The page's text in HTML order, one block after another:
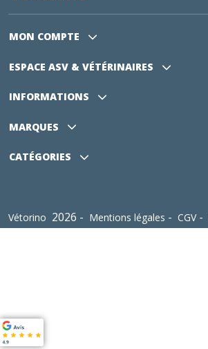
MON COMPTE
ESPACE ASV & VÉTÉRINAIRES
INFORMATIONS
MARQUES
CATÉGORIES
Vétorino 2026 - Mentions légales - CGV-